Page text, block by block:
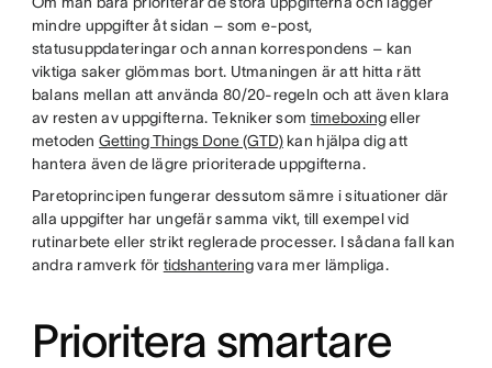
mindre uppgifter åt sidan – som e-post,
statusuppdateringar och annan korrespondens – kan
viktiga saker glömmas bort. Utmaningen är att hitta rätt
balans mellan att använda 80/20-regeln och att även klara
av resten av uppgifterna. Tekniker som timeboxingeller
metoden Getting Things Done (GTD)kan hjälpa dig att
hantera även de lägre prioriterade uppgifterna.
Paretoprincipen fungerar dessutom sämre i situationer där
alla uppgifter har ungefär samma vikt, till exempel vid
rutinarbete eller strikt reglerade processer. I sådana fall kan
andra ramverk för tidshanteringvara mer lämpliga.
Prioritera smartare